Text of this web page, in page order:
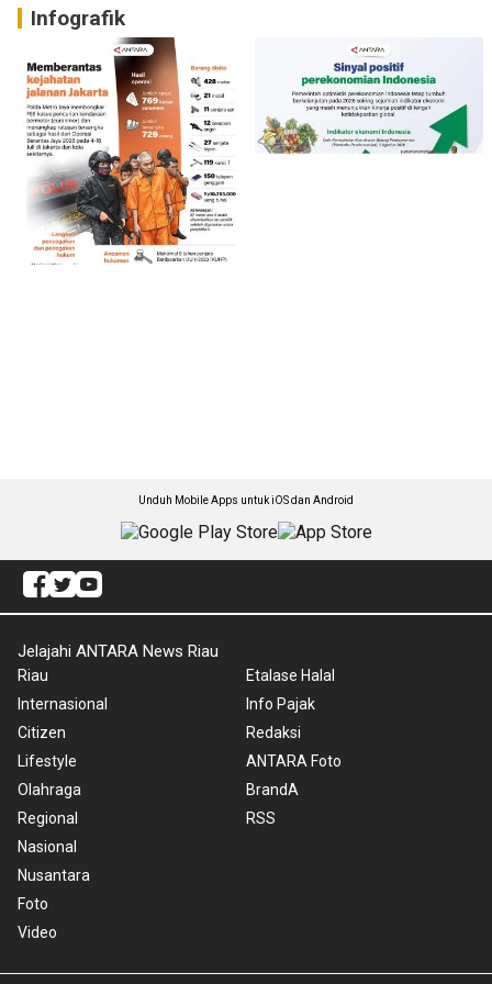
Infografik
Unduh Mobile Apps untuk iOS dan Android
Jelajahi ANTARA News Riau
Riau
Internasional
Citizen
Lifestyle
Olahraga
Regional
Nasional
Nusantara
Foto
Video
Etalase Halal
Info Pajak
Redaksi
ANTARA Foto
BrandA
RSS